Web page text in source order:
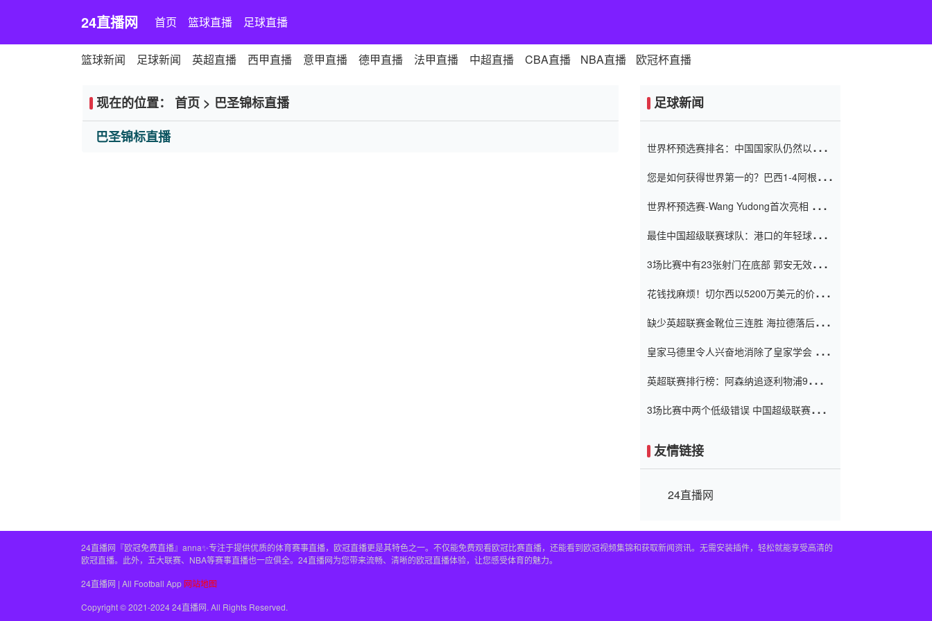
24直播网 首页 篮球直播 足球直播
篮球新闻 足球新闻 英超直播 西甲直播 意甲直播 德甲直播 法甲直播 中超直播 CBA直播 NBA直播 欧冠杯直播
现在的位置： 首页 > 巴圣锦标直播
巴圣锦标直播
足球新闻
世界杯预选赛排名：中国国家队仍然以6分
您是如何获得世界第一的？巴西1-4阿根
世界杯预选赛-Wang Yudong首次亮相 中国
最佳中国超级联赛球队：港口的年轻球员在
（Taishan）
3场比赛中有23张射门在底部 郭安无效传球
花钱找麻烦！切尔西以5200万美元的价格
窗口
缺少英超联赛金靴位三连胜 海拉德落后6球
皇家马德里令人兴奋地消除了皇家学会 安
英超联赛排行榜：阿森纳追逐利物浦9分 曼
3场比赛中两个低级错误 中国超级联赛的前
友情链接
24直播网
24直播网『欧冠免费直播』anna✨专注于提供优质的体育赛事直播，欧冠直播更是其特色之一。不仅能免费观看欧冠比赛直播，还能看到欧冠视频集锦和获取新闻资讯。无需安装插件，轻松就能享受高清的
欧冠直播。此外，五大联赛、NBA等赛事直播也一应俱全。24直播网为您带来流畅、清晰的欧冠直播体验，让您感受体育的魅力。
24直播网 | All Football App 网站地图
Copyright © 2021-2024 24直播网. All Rights Reserved.